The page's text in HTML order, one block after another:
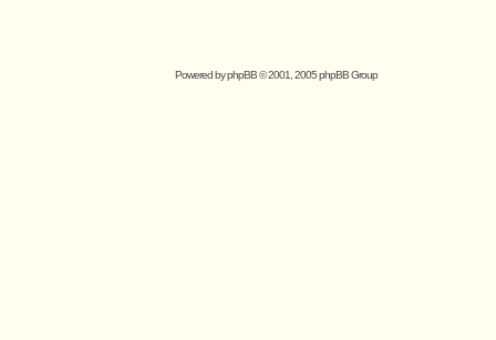
Powered byphpBB© 2001, 2005 phpBB Group